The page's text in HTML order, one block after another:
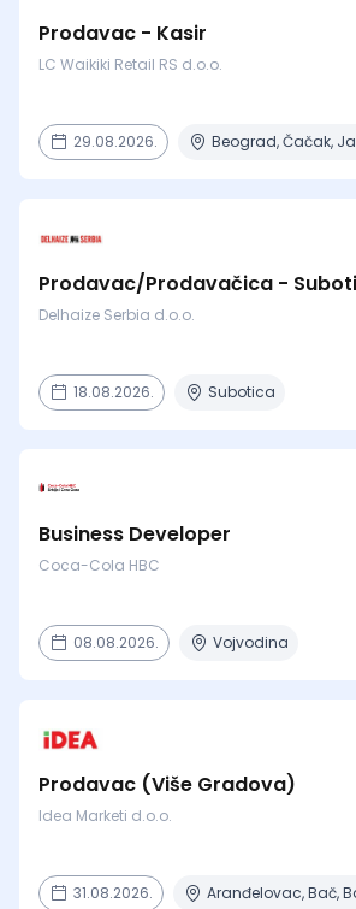
Prodavac - Kasir
LC Waikiki Retail RS d.o.o.
29.08.2026.
Prodavac/Prodavačica -
Delhaize Serbia d.o.o.
18.08.2026. Subotica
Business Developer
Coca-Cola HBC
08.08.2026. Vojvodina
Prodavac (Više Gradova)
Idea Marketi d.o.o.
31.08.2026.